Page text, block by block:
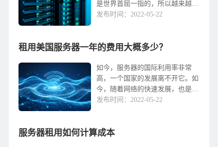
是世界首屈一指的，所以越来越多
的人选择美国服务器作为网站的载
合适的。由于租用美...
发布时间：2022-05-22
租用美国服务器一年的费用大概多少？
如今，服务器的国际利用率非常
高，一个国家的发展离不开它。如
今，随着网络的快速发展，也是如
此。许多用户开始选择使用海外服
虑哪些因素？美国服务器...
发布时间：2022-05-22
服务器租用如何计算成本